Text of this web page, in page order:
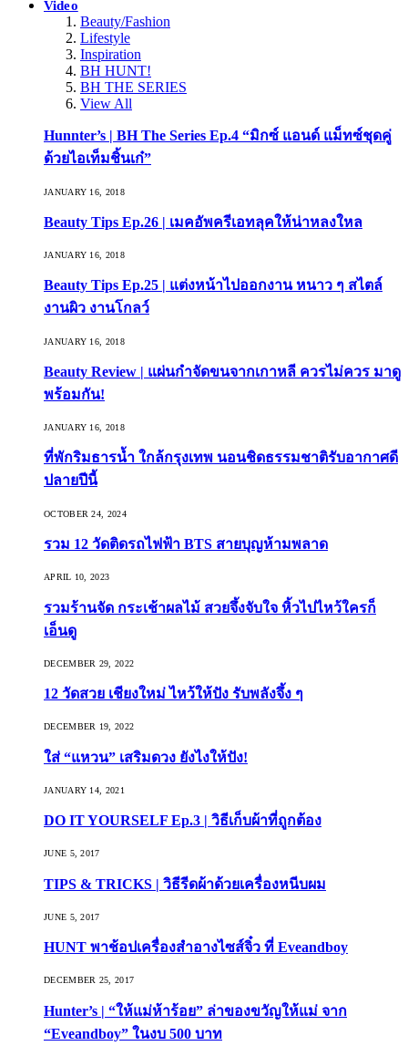
Video
Beauty/Fashion
Lifestyle
Inspiration
BH HUNT!
BH THE SERIES
View All
Hunnter’s | BH The Series Ep.4 “มิกซ์ แอนด์ แม็ทซ์ชุดคู่
ด้วยไอเท็มชิ้นเก๋”
JANUARY 16, 2018
Beauty Tips Ep.26 | เมคอัพครีเอทลุคให้น่าหลงใหล
JANUARY 16, 2018
Beauty Tips Ep.25 | แต่งหน้าไปออกงาน หนาว ๆ สไตล์
งานผิว งานโกลว์
JANUARY 16, 2018
Beauty Review | แผ่นกำจัดขนจากเกาหลี ควรไม่ควร มาดู
พร้อมกัน!
JANUARY 16, 2018
ที่พักริมธารน้ำ ใกล้กรุงเทพ นอนชิดธรรมชาติรับอากาศดี
ปลายปีนี้
OCTOBER 24, 2024
รวม 12 วัดติดรถไฟฟ้า BTS สายบุญห้ามพลาด
APRIL 10, 2023
รวมร้านจัด กระเช้าผลไม้ สวยจึ้งจับใจ หิ้วไปไหว้ใครก็
เอ็นดู
DECEMBER 29, 2022
12 วัดสวย เชียงใหม่ ไหว้ให้ปัง รับพลังจึ้ง ๆ
DECEMBER 19, 2022
ใส่ “แหวน” เสริมดวง ยังไงให้ปัง!
JANUARY 14, 2021
DO IT YOURSELF Ep.3 | วิธีเก็บผ้าที่ถูกต้อง
JUNE 5, 2017
TIPS & TRICKS | วิธีรีดผ้าด้วยเครื่องหนีบผม
JUNE 5, 2017
HUNT พาช้อปเครื่องสำอางไซส์จิ๋ว ที่ Eveandboy
DECEMBER 25, 2017
Hunter’s | “ให้แม่ห้าร้อย” ล่าของขวัญให้แม่ จาก
“Eveandboy” ในงบ 500 บาท